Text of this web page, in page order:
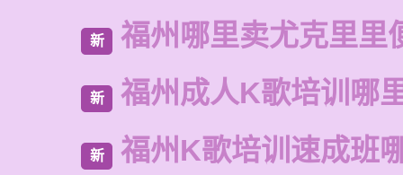
新 福州哪里卖尤克里里
新 福州成人K歌培训哪
新 福州K歌培训速成班